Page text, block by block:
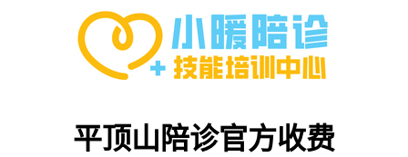
平顶山陪诊官方收费